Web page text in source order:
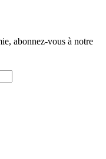
abonnez-vous à notre